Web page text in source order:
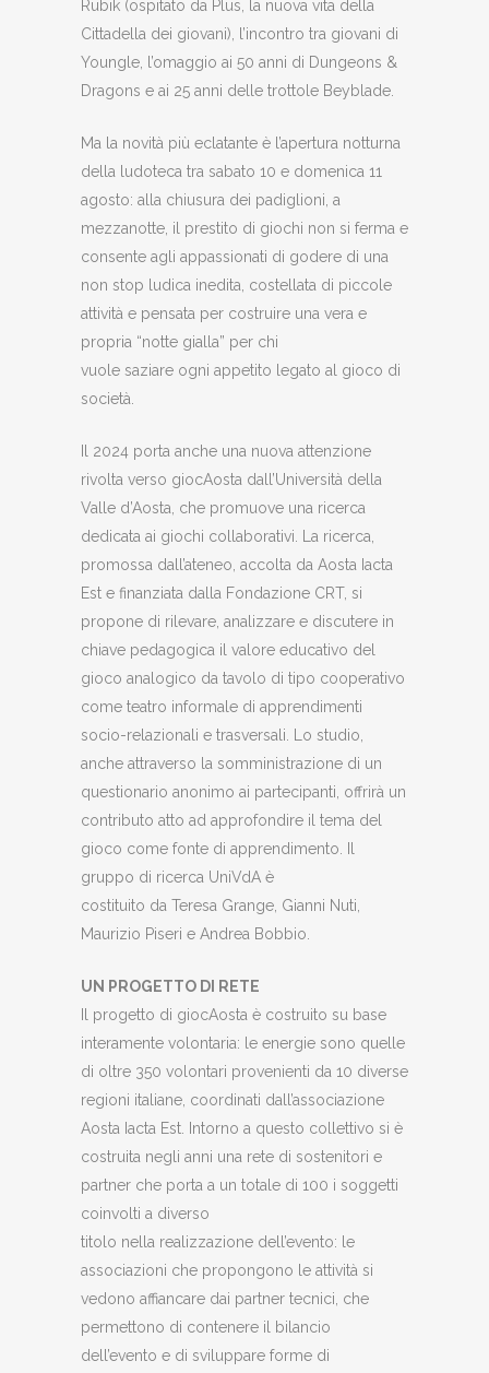
Rubik (ospitato da Plus, la nuova vita della
Cittadella dei giovani), l’incontro tra giovani di
Youngle, l’omaggio ai 50 anni di Dungeons &
Dragons e ai 25 anni delle trottole Beyblade.
Ma la novità più eclatante è l’apertura notturna
della ludoteca tra sabato 10 e domenica 11
agosto: alla chiusura dei padiglioni, a
mezzanotte, il prestito di giochi non si ferma e
consente agli appassionati di godere di una
non stop ludica inedita, costellata di piccole
attività e pensata per costruire una vera e
propria “notte gialla” per chi
vuole saziare ogni appetito legato al gioco di
società.
Il 2024 porta anche una nuova attenzione
rivolta verso giocAosta dall’Università della
Valle d’Aosta, che promuove una ricerca
dedicata ai giochi collaborativi. La ricerca,
promossa dall’ateneo, accolta da Aosta Iacta
Est e finanziata dalla Fondazione CRT, si
propone di rilevare, analizzare e discutere in
chiave pedagogica il valore educativo del
gioco analogico da tavolo di tipo cooperativo
come teatro informale di apprendimenti
socio-relazionali e trasversali. Lo studio,
anche attraverso la somministrazione di un
questionario anonimo ai partecipanti, offrirà un
contributo atto ad approfondire il tema del
gioco come fonte di apprendimento. Il
gruppo di ricerca UniVdA è
costituito da Teresa Grange, Gianni Nuti,
Maurizio Piseri e Andrea Bobbio.
UN PROGETTO DI RETE
Il progetto di giocAosta è costruito su base
interamente volontaria: le energie sono quelle
di oltre 350 volontari provenienti da 10 diverse
regioni italiane, coordinati dall’associazione
Aosta Iacta Est. Intorno a questo collettivo si è
costruita negli anni una rete di sostenitori e
partner che porta a un totale di 100 i soggetti
coinvolti a diverso
titolo nella realizzazione dell’evento: le
associazioni che propongono le attività si
vedono affiancare dai partner tecnici, che
permettono di contenere il bilancio
dell’evento e di sviluppare forme di